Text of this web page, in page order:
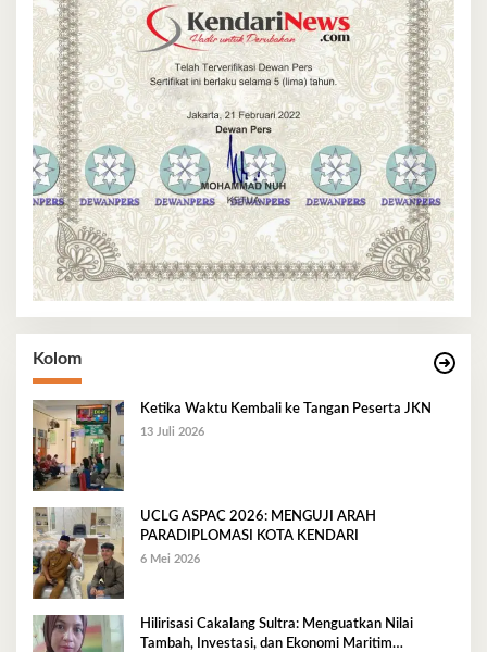
Kolom
Ketika Waktu Kembali ke Tangan Peserta JKN
13 Juli 2026
UCLG ASPAC 2026: MENGUJI ARAH
PARADIPLOMASI KOTA KENDARI
6 Mei 2026
Hilirisasi Cakalang Sultra: Menguatkan Nilai
Tambah, Investasi, dan Ekonomi Maritim